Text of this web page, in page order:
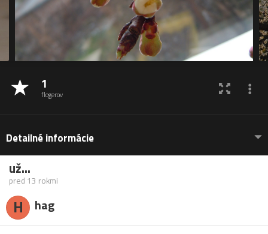
1
flogerov
Detailné informácie
už...
pred 13 rokmi
H hag